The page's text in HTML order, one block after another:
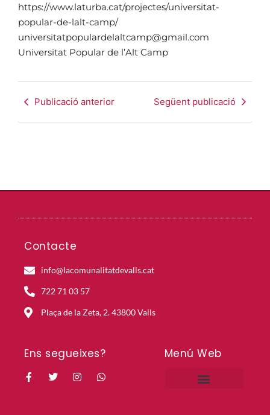
https://www.laturba.cat/projectes/universitat-
popular-de-lalt-camp/
universitatpopulardelaltcamp@gmail.com
Universitat Popular de l’Alt Camp
Publicació anterior Següent publicació
Contacte
info@lacomunalitatdevalls.cat
722 71 03 57
Plaça de la Zeta, 2. 43800 Valls
Ens segueixes? Menú Web